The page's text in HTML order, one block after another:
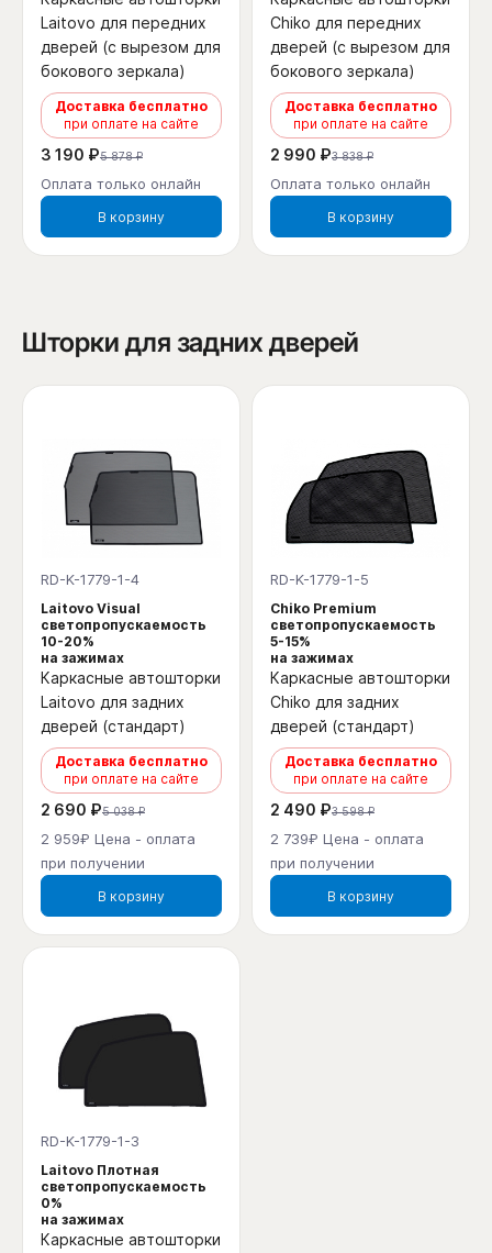
Laitovo для передних
дверей (с вырезом для
бокового зеркала)
Доставка бесплатно
при оплате на сайте
3 190 ₽5 878 ₽
Оплата только онлайн
В корзину
Chiko для передних
дверей (с вырезом для
бокового зеркала)
Доставка бесплатно
при оплате на сайте
2 990 ₽3 838 ₽
Оплата только онлайн
В корзину
Шторки для задних дверей
RD-K-1779-1-4
Laitovo Visual
светопропускаемость
10-20%
на зажимах
Каркасные автошторки
Laitovo для задних
дверей (стандарт)
Доставка бесплатно
при оплате на сайте
2 690 ₽5 038 ₽
2 959₽ Цена - оплата
при получении
В корзину
RD-K-1779-1-5
Chiko Premium
светопропускаемость
5-15%
на зажимах
Каркасные автошторки
Chiko для задних
дверей (стандарт)
Доставка бесплатно
при оплате на сайте
2 490 ₽3 598 ₽
2 739₽ Цена - оплата
при получении
В корзину
RD-K-1779-1-3
Laitovo Плотная
светопропускаемость
0%
на зажимах
Каркасные автошторки